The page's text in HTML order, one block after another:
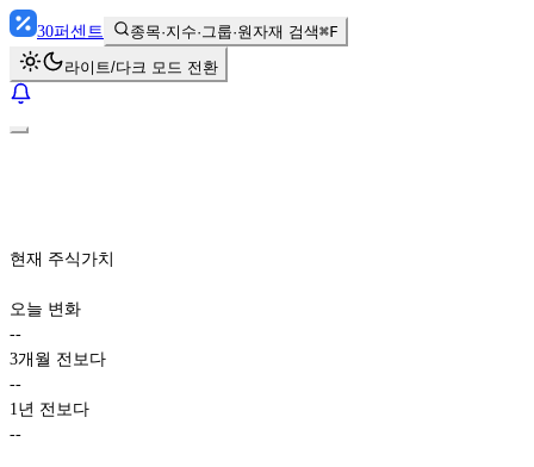
30퍼센트 종목·지수·그룹·원자재 검색⌘F
라이트/다크 모드 전환
현재 주식가치
오늘 변화
--
3개월 전보다
--
1년 전보다
--